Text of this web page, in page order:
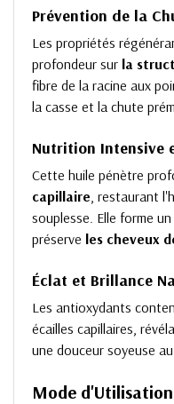
Prévention de la
Les propriétés
profondeur sur la
fibre de la racine aux
la casse et la chute
Nutrition Intensive
Cette huile pénètre
capillaire , restaurant
souplesse. Elle forme
préserve les cheveux
Éclat et Brillance
Les antioxydants
écailles capillaires,
une douceur soyeuse
Mode